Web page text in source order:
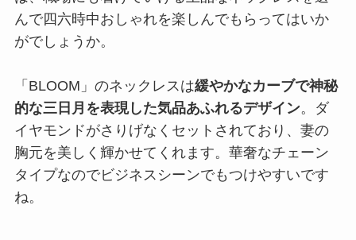
んで四六時中おしゃれを楽しんでもらってはいか
がでしょうか。
「BLOOM」のネックレスは緩やかなカーブで神秘
的な三日月を表現した気品あふれるデザイン。ダ
イヤモンドがさりげなくセットされており、妻の
胸元を美しく輝かせてくれます。華奢なチェーン
タイプなのでビジネスシーンでもつけやすいです
ね。